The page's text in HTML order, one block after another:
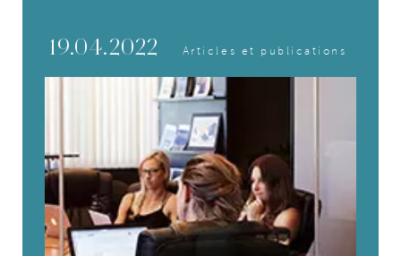
19.04.2022 Articles et publications